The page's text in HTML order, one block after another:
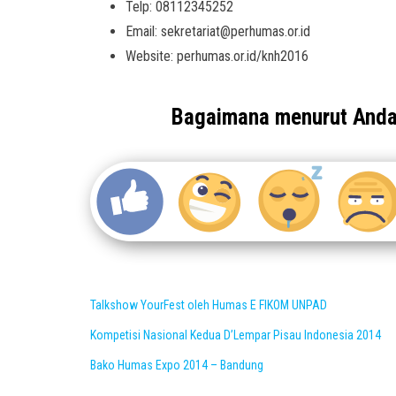
Telp: 08112345252
Email: sekretariat@perhumas.or.id
Website: perhumas.or.id/knh2016
Bagaimana menurut
Talkshow YourFest oleh Humas E FIKOM UNPAD
Kompetisi Nasional Kedua D’Lempar Pisau Indonesia 2014
Bako Humas Expo 2014 – Bandung